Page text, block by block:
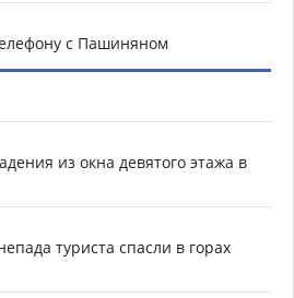
с Пашиняном
из окна девятого этажа в
туриста спасли в горах